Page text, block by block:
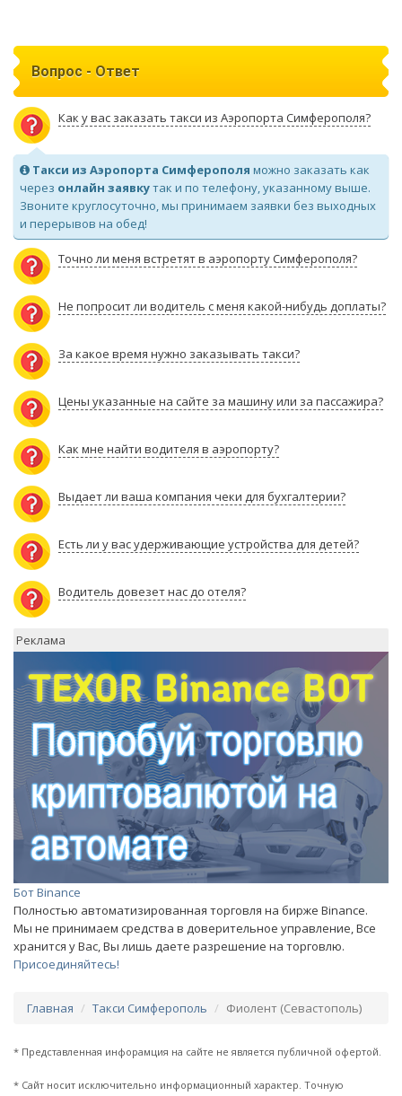
Вопрос - Ответ
Как у вас заказать такси из Аэропорта Симферополя?
Такси из Аэропорта Симферополя можно заказать как
через онлайн заявкутак и по телефону, указанному выше.
Звоните круглосуточно, мы принимаем заявки без выходных
и перерывов на обед!
Точно ли меня встретят в аэропорту Симферополя?
Не попросит ли водитель с меня какой-нибудь доплаты?
За какое время нужно заказывать такси?
Цены указанные на сайте за машину или за пассажира?
Как мне найти водителя в аэропорту?
Выдает ли ваша компания чеки для бухгалтерии?
Есть ли у вас удерживающие устройства для детей?
Водитель довезет нас до отеля?
Реклама
Бот Binance
Полностью автоматизированная торговля на бирже Binance.
Мы не принимаем средства в доверительное управление, Все
хранится у Вас, Вы лишь даете разрешение на торговлю.
Присоединяйтесь!
Главная Такси Симферополь Фиолент (Севастополь)
* Представленная инфорамция на сайте не является публичной офертой.
* Сайт носит исключительно информационный характер. Точную